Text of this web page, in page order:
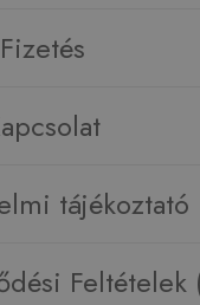
Fizetés
tájékoztató
Feltételek